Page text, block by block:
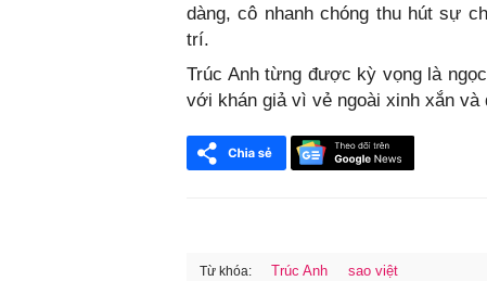
dàng, cô nhanh chóng thu hút sự
trí.
Trúc Anh từng được kỳ vọng là
với khán giả vì vẻ ngoài xinh xắn và
Từ khóa: Trúc Anh sao việt